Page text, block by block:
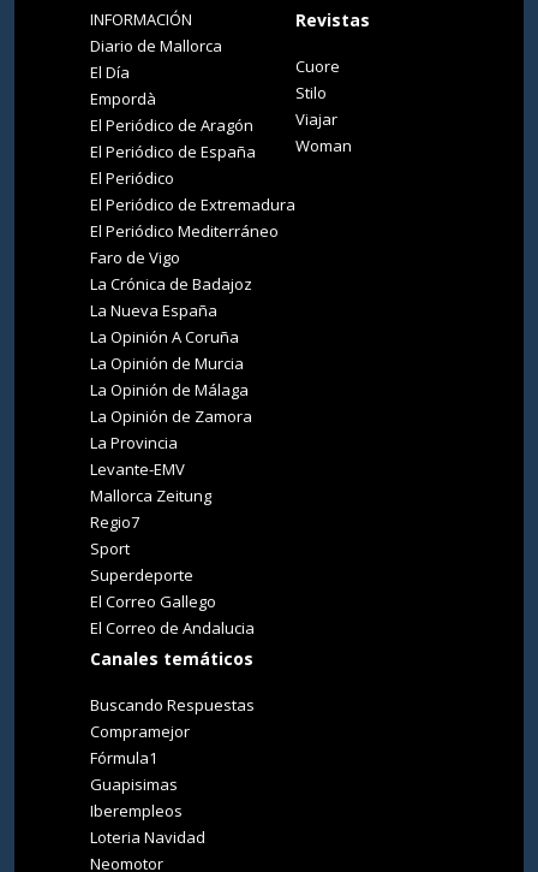
INFORMACIÓN
Diario de Mallorca
El Día
Empordà
El Periódico de Aragón
El Periódico de España
El Periódico
El Periódico de Extremadura
El Periódico Mediterráneo
Faro de Vigo
La Crónica de Badajoz
La Nueva España
La Opinión A Coruña
La Opinión de Murcia
La Opinión de Málaga
La Opinión de Zamora
La Provincia
Levante-EMV
Mallorca Zeitung
Regio7
Sport
Superdeporte
El Correo Gallego
El Correo de Andalucia
Canales temáticos
Buscando Respuestas
Compramejor
Fórmula1
Guapisimas
Iberempleos
Loteria Navidad
Neomotor
Revistas
Cuore
Stilo
Viajar
Woman